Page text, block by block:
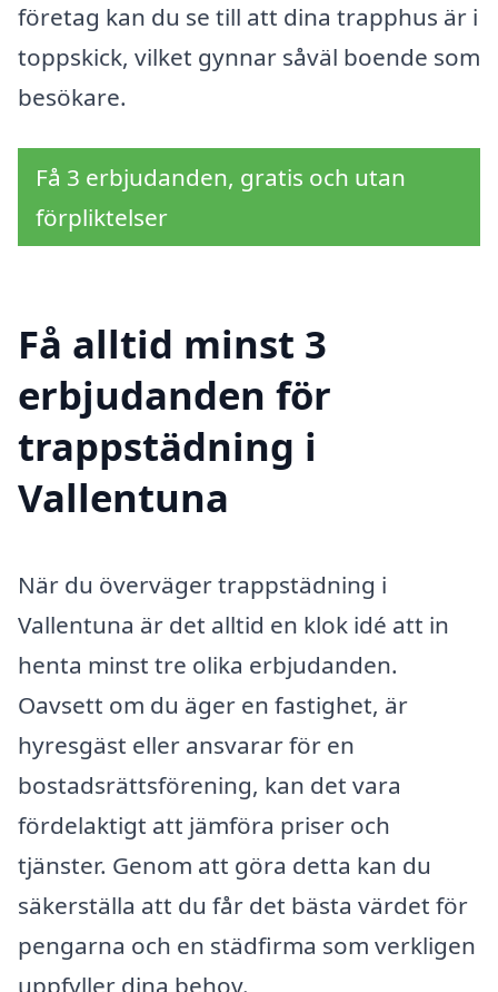
företag kan du se till att dina trapphus är i
toppskick, vilket gynnar såväl boende som
besökare.
Få 3 erbjudanden, gratis och utan
förpliktelser
Få alltid minst 3
erbjudanden för
trappstädning i
Vallentuna
När du överväger trappstädning i
Vallentuna är det alltid en klok idé att in​
henta minst tre olika erbjudanden.
Oavsett om du äger en fastighet, är
hyresgäst eller ansvarar för en
bostadsrättsförening, kan det vara
fördelaktigt att jämföra priser och
tjänster. Genom att göra detta kan du
säkerställa att du får det bästa värdet för
pengarna och en städfirma som verkligen
uppfyller dina behov.